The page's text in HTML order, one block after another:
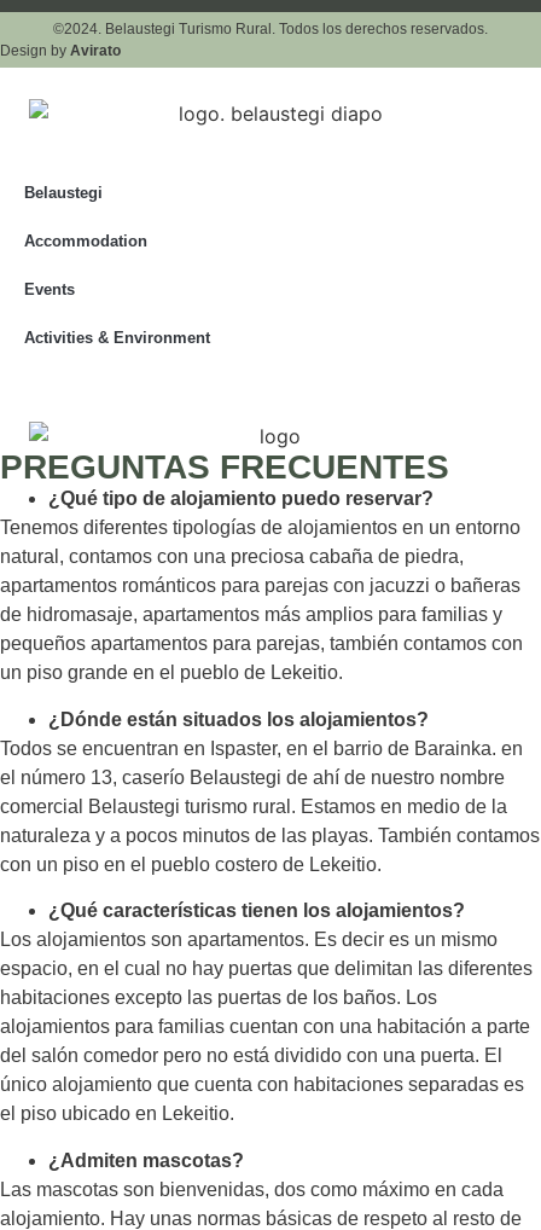
©2024. Belaustegi Turismo Rural. Todos los derechos reservados.
Design by Avirato
Belaustegi
Accommodation
Events
Activities & Environment
PREGUNTAS FRECUENTES
¿Qué tipo de alojamiento puedo reservar?
Tenemos diferentes tipologías de alojamientos en un entorno
natural, contamos con una preciosa cabaña de piedra,
apartamentos románticos para parejas con jacuzzi o bañeras
de hidromasaje, apartamentos más amplios para familias y
pequeños apartamentos para parejas, también contamos con
un piso grande en el pueblo de Lekeitio.
¿Dónde están situados los alojamientos?
Todos se encuentran en Ispaster, en el barrio de Barainka. en
el número 13, caserío Belaustegi de ahí de nuestro nombre
comercial Belaustegi turismo rural. Estamos en medio de la
naturaleza y a pocos minutos de las playas. También contamos
con un piso en el pueblo costero de Lekeitio.
¿Qué características tienen los alojamientos?
Los alojamientos son apartamentos. Es decir es un mismo
espacio, en el cual no hay puertas que delimitan las diferentes
habitaciones excepto las puertas de los baños. Los
alojamientos para familias cuentan con una habitación a parte
del salón comedor pero no está dividido con una puerta. El
único alojamiento que cuenta con habitaciones separadas es
el piso ubicado en Lekeitio.
¿Admiten mascotas?
Las mascotas son bienvenidas, dos como máximo en cada
alojamiento. Hay unas normas básicas de respeto al resto de